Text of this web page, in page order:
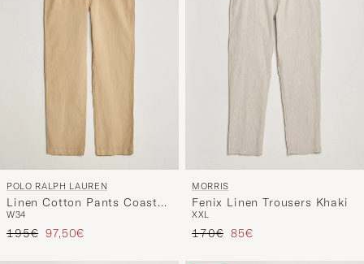
POLO RALPH LAUREN
Linen Cotton Pants Coastal
Beige
W34
Regulärer Preis
195€ Reduzierter Preis
97,50€
MORRIS
Fenix Linen Trousers Khaki
XXL
Regulärer Preis
170€ Reduzierter Preis
85€